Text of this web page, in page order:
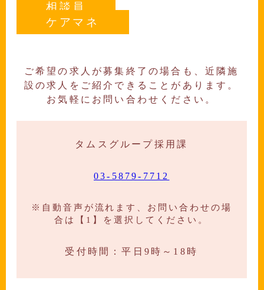
相談員
ケアマネ
ご希望の求人が募集終了の場合も、近隣施
設の求人をご紹介できることがあります。
お気軽にお問い合わせください。
タムスグループ採用課
03-5879-7712
※自動音声が流れます、お問い合わせの場
合は【1】を選択してください。
受付時間：平日9時～18時